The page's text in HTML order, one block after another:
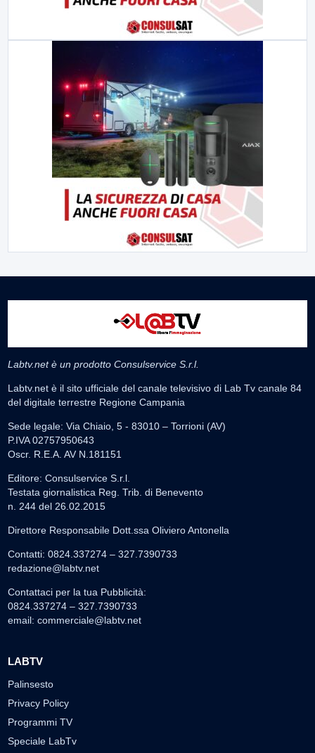
Labtv.net è un prodotto Consulservice S.r.l.
Labtv.net è il sito ufficiale del canale televisivo di Lab Tv canale 84
del digitale terrestre Regione Campania
Sede legale: Via Chiaio, 5 - 83010 – Torrioni (AV)
P.IVA 02757950643
Oscr. R.E.A. AV N.181151
Editore: Consulservice S.r.l.
Testata giornalistica Reg. Trib. di Benevento
n. 244 del 26.02.2015
Direttore Responsabile Dott.ssa Oliviero Antonella
Contatti: 0824.337274 – 327.7390733
redazione@labtv.net
Contattaci per la tua Pubblicità:
0824.337274 – 327.7390733
email: commerciale@labtv.net
LABTV
Palinsesto
Privacy Policy
Programmi TV
Speciale LabTv